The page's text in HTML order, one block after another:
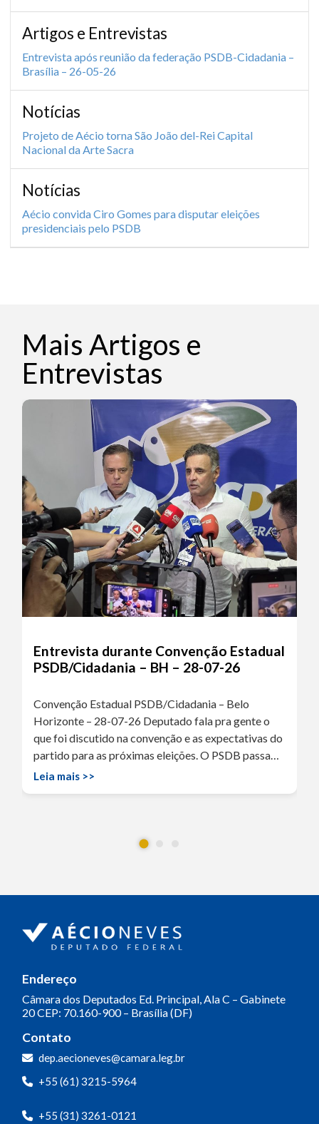
Artigos e Entrevistas
Entrevista após reunião da federação PSDB-Cidadania –
Brasília – 26-05-26
Notícias
Projeto de Aécio torna São João del-Rei Capital
Nacional da Arte Sacra
Notícias
Aécio convida Ciro Gomes para disputar eleições
presidenciais pelo PSDB
Mais Artigos e
Entrevistas
Entrevista durante Convenção Estadual
PSDB/Cidadania – BH – 28-07-26
Convenção Estadual PSDB/Cidadania – Belo
Horizonte – 28-07-26 Deputado fala pra gente o
que foi discutido na convenção e as expectativas do
partido para as próximas eleições. O PSDB passa…
Leia mais >>
Endereço
Câmara dos Deputados Ed. Principal, Ala C – Gabinete
20CEP: 70.160-900 – Brasília (DF)
Contato
dep.aecioneves@camara.leg.br
+55 (61) 3215-5964
+55 (31) 3261-0121